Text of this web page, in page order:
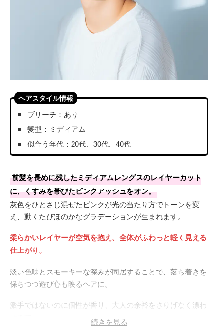
ヘアスタイル情報
ブリーチ：あり
髪型：ミディアム
似合う年代：20代、30代、40代
前髪を長めに残したミディアムレングスのレイヤーカット
に、くすみを帯びたピンクアッシュをオン。
灰色をひとさじ混ぜたピンクが光の当たり方でトーンを変
え、動くたびほのかなグラデーションが生まれます。
柔らかいレイヤーが空気を抱え、全体がふわっと軽く見える
仕上がり。
淡い色味とスモーキーな深みが同居することで、落ち着きを
保ちつつ遊び心も映るヘアに。
派手ではないのに個性が香り、大人の余裕をさりげなく漂わ
続きを見る